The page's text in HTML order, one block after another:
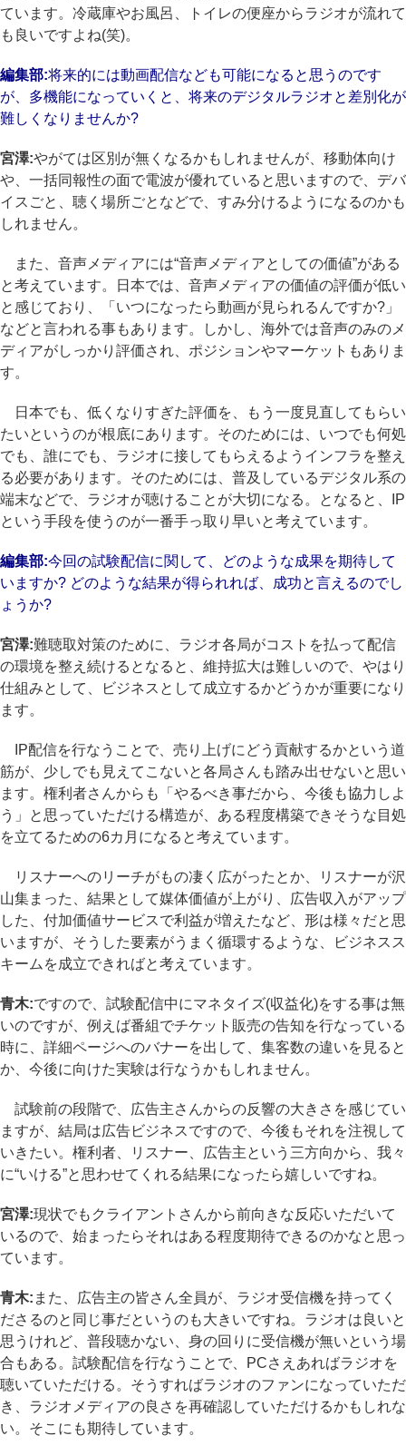
ています。冷蔵庫やお風呂、トイレの便座からラジオが流れて
も良いですよね(笑)。
編集部:将来的には動画配信なども可能になると思うのです
が、多機能になっていくと、将来のデジタルラジオと差別化が
難しくなりませんか?
宮澤:やがては区別が無くなるかもしれませんが、移動体向け
や、一括同報性の面で電波が優れていると思いますので、デバ
イスごと、聴く場所ごとなどで、すみ分けるようになるのかも
しれません。
また、音声メディアには“音声メディアとしての価値”がある
と考えています。日本では、音声メディアの価値の評価が低い
と感じており、「いつになったら動画が見られるんですか?」
などと言われる事もあります。しかし、海外では音声のみのメ
ディアがしっかり評価され、ポジションやマーケットもありま
す。
日本でも、低くなりすぎた評価を、もう一度見直してもらい
たいというのが根底にあります。そのためには、いつでも何処
でも、誰にでも、ラジオに接してもらえるようインフラを整え
る必要があります。そのためには、普及しているデジタル系の
端末などで、ラジオが聴けることが大切になる。となると、IP
という手段を使うのが一番手っ取り早いと考えています。
編集部:今回の試験配信に関して、どのような成果を期待して
いますか? どのような結果が得られれば、成功と言えるのでし
ょうか?
宮澤:難聴取対策のために、ラジオ各局がコストを払って配信
の環境を整え続けるとなると、維持拡大は難しいので、やはり
仕組みとして、ビジネスとして成立するかどうかが重要になり
ます。
IP配信を行なうことで、売り上げにどう貢献するかという道
筋が、少しでも見えてこないと各局さんも踏み出せないと思い
ます。権利者さんからも「やるべき事だから、今後も協力しよ
う」と思っていただける構造が、ある程度構築できそうな目処
を立てるための6カ月になると考えています。
リスナーへのリーチがもの凄く広がったとか、リスナーが沢
山集まった、結果として媒体価値が上がり、広告収入がアップ
した、付加価値サービスで利益が増えたなど、形は様々だと思
いますが、そうした要素がうまく循環するような、ビジネスス
キームを成立できればと考えています。
青木:ですので、試験配信中にマネタイズ(収益化)をする事は無
いのですが、例えば番組でチケット販売の告知を行なっている
時に、詳細ページへのバナーを出して、集客数の違いを見ると
か、今後に向けた実験は行なうかもしれません。
試験前の段階で、広告主さんからの反響の大きさを感じてい
ますが、結局は広告ビジネスですので、今後もそれを注視して
いきたい。権利者、リスナー、広告主という三方向から、我々
に“いける”と思わせてくれる結果になったら嬉しいですね。
宮澤:現状でもクライアントさんから前向きな反応いただいて
いるので、始まったらそれはある程度期待できるのかなと思っ
ています。
青木: また、広告主の皆さん全員が、ラジオ受信機を持ってく
ださるのと同じ事だというのも大きいですね。ラジオは良いと
思うけれど、普段聴かない、身の回りに受信機が無いという場
合もある。試験配信を行なうことで、PCさえあればラジオを
聴いていただける。そうすればラジオのファンになっていただ
き、ラジオメディアの良さを再確認していただけるかもしれな
い。そこにも期待しています。